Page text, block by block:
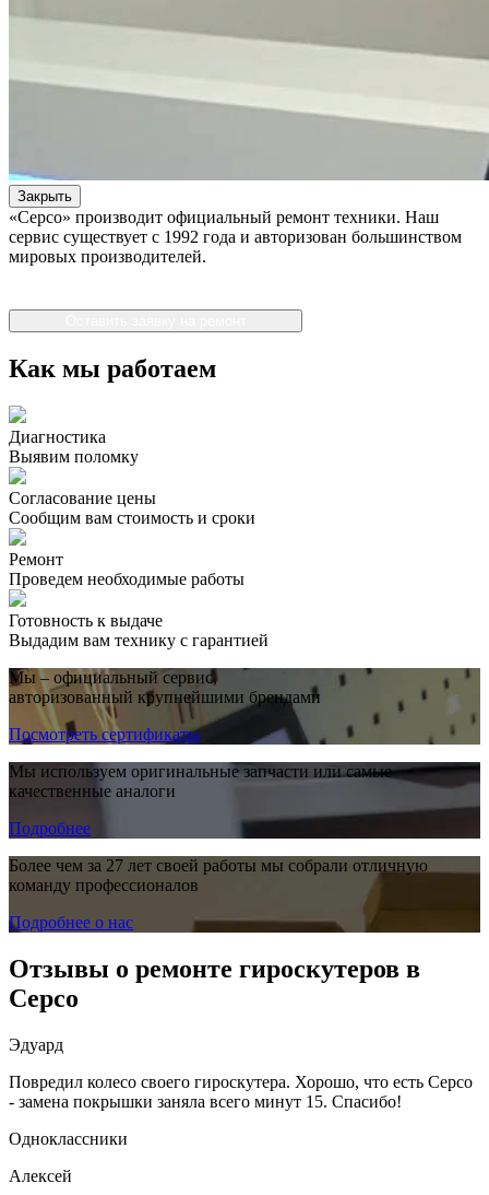
Закрыть
«Серсо» производит официальный ремонт техники. Наш
сервис существует с 1992 года и авторизован большинством
мировых производителей.
Как мы работаем
Диагностика
Выявим поломку
Согласование цены
Сообщим вам стоимость и сроки
Ремонт
Проведем необходимые работы
Готовность к выдаче
Выдадим вам технику с гарантией
Мы – официальный сервис,
авторизованный крупнейшими брендами
Посмотреть сертификаты
Мы используем оригинальные запчасти или самые
качественные аналоги
Подробнее
Более чем за 27 лет своей работы мы собрали отличную
команду профессионалов
Подробнее о нас
Отзывы о ремонте гироскутеров в
Серсо
Эдуард
Повредил колесо своего гироскутера. Хорошо, что есть Серсо
- замена покрышки заняла всего минут 15. Спасибо!
Одноклассники
Алексей